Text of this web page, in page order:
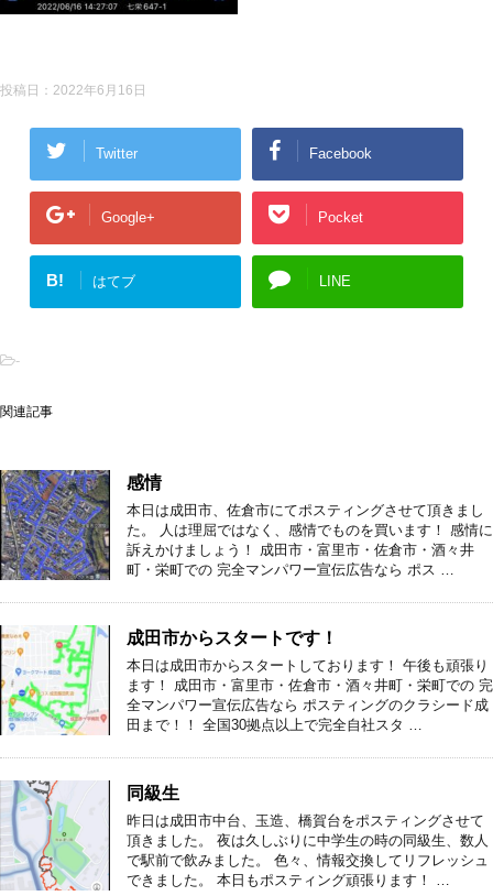
投稿日： 2022年6月16日
Twitter Facebook
Google+ Pocket
B! はてブ LINE
-
関連記事
感情
本日は成田市、佐倉市にてポスティングさせて頂きまし
た。 人は理屈ではなく、感情でものを買います！ 感情に
訴えかけましょう！ 成田市・富里市・佐倉市・酒々井
町・栄町での 完全マンパワー宣伝広告なら ポス …
成田市からスタートです！
本日は成田市からスタートしております！ 午後も頑張り
ます！ 成田市・富里市・佐倉市・酒々井町・栄町での 完
全マンパワー宣伝広告なら ポスティングのクラシード成
田まで！！ 全国30拠点以上で完全自社スタ …
同級生
昨日は成田市中台、玉造、橋賀台をポスティングさせて
頂きました。 夜は久しぶりに中学生の時の同級生、数人
で駅前で飲みました。 色々、情報交換してリフレッシュ
できました。 本日もポスティング頑張ります！ …